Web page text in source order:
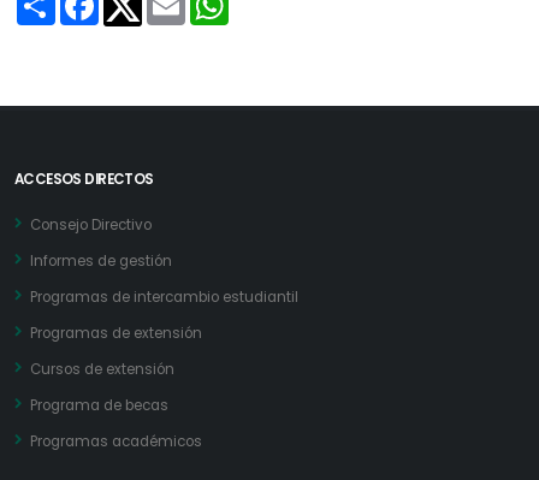
ACCESOS DIRECTOS
Consejo Directivo
Informes de gestión
Programas de intercambio estudiantil
Programas de extensión
Cursos de extensión
Programa de becas
Programas académicos